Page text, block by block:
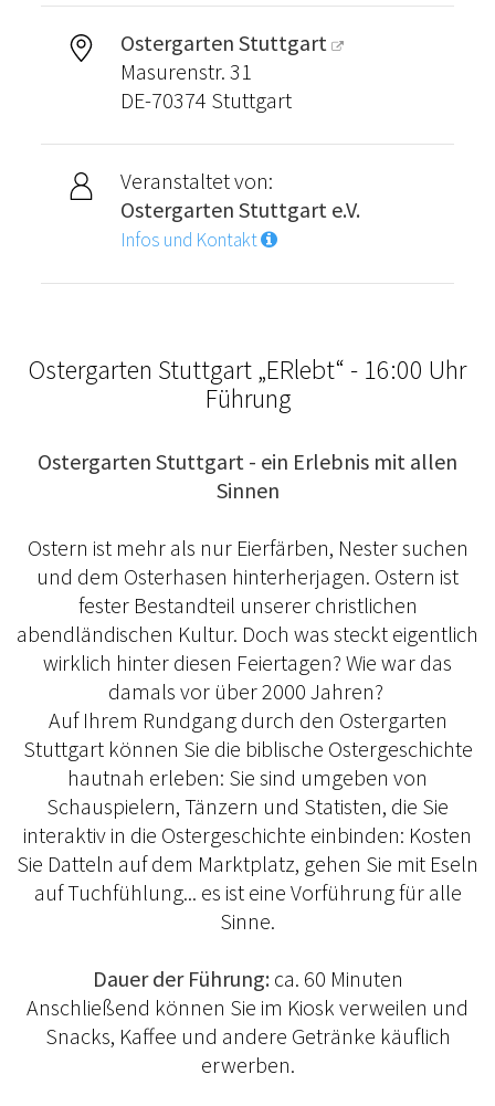
Ostergarten Stuttgart
Masurenstr. 31
DE-70374 Stuttgart
Veranstaltet von:
Ostergarten Stuttgart e.V.
Infos und Kontakt
Ostergarten Stuttgart „ERlebt“ - 16:00 Uhr
Führung
Ostergarten Stuttgart - ein Erlebnis mit allen
Sinnen
Ostern ist mehr als nur Eierfärben, Nester suchen
und dem Osterhasen hinterherjagen. Ostern ist
fester Bestandteil unserer christlichen
abendländischen Kultur. Doch was steckt eigentlich
wirklich hinter diesen Feiertagen? Wie war das
damals vor über 2000 Jahren?
Auf Ihrem Rundgang durch den Ostergarten
Stuttgart können Sie die biblische Ostergeschichte
hautnah erleben: Sie sind umgeben von
Schauspielern, Tänzern und Statisten, die Sie
interaktiv in die Ostergeschichte einbinden: Kosten
Sie Datteln auf dem Marktplatz, gehen Sie mit Eseln
auf Tuchfühlung... es ist eine Vorführung für alle
Sinne.
Dauer der Führung:ca. 60 Minuten
Anschließend können Sie im Kiosk verweilen und
Snacks, Kaffee und andere Getränke käuflich
erwerben.